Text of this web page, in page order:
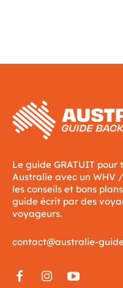
Le guide GRATUIT
Australie avec un WHV
les conseils et bons
guide écrit par des
voyageurs.
contact@australie-